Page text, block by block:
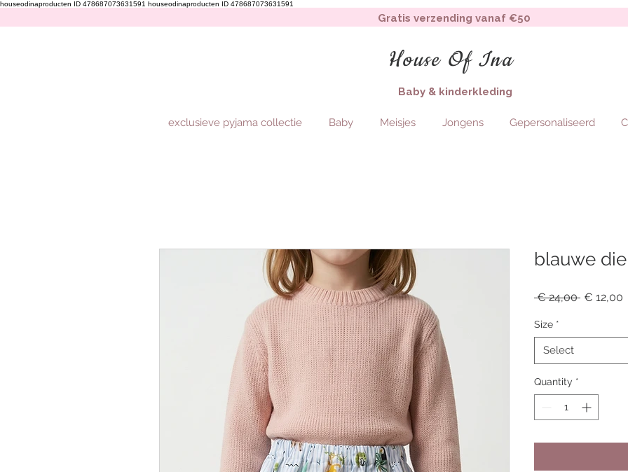
houseodinaproducten ID 478687073631591 houseodinaproducten ID 478687073631591
Gratis verzending vanaf €50
House Of Ina
Baby & kinderkleding
exclusieve pyjama collectie Baby Meisjes Jongens Gepersonaliseerd
blauwe
€ 24,00 Regular
€ 12,00
Size *
Select
Quantity *